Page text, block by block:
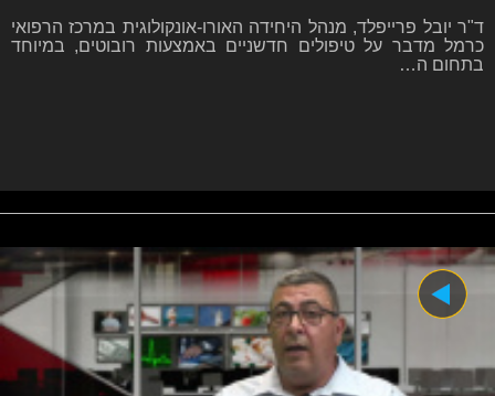
ד"ר יובל פרייפלד, מנהל היחידה האורו-אונקולוגית במרכז הרפואי
כרמל מדבר על טיפולים חדשניים באמצעות רובוטים, במיוחד
בתחום ה…